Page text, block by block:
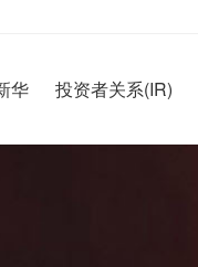
华 投资者关系(IR)